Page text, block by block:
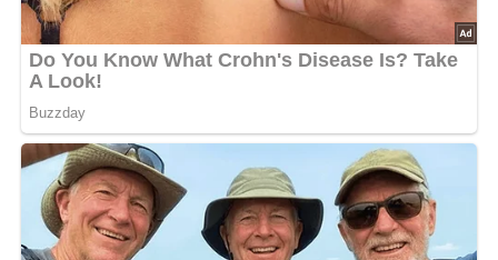
(1 Portion)
Diese Zutaten brauchen wir…
70 g Putenfleisch
Salz
3 g Sonnenblumenöl
5 g Weizenmehl
5 ml saure Sahne